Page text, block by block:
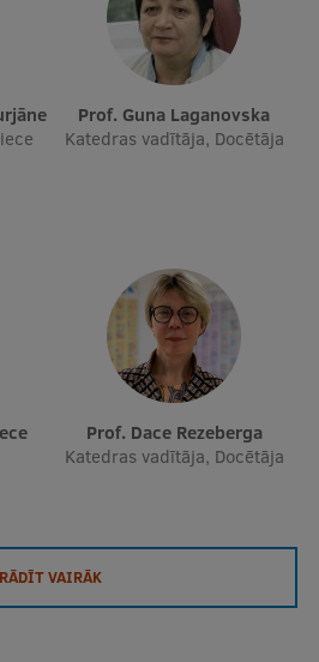
Prof. Guna Laganovska
Katedras vadītāja, Docētāja
Prof. Dace Rezeberga
Katedras vadītāja, Docētāja
RĀDĪT VAIRĀK